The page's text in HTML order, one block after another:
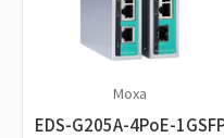
Moxa
EDS-G205A-4PoE-